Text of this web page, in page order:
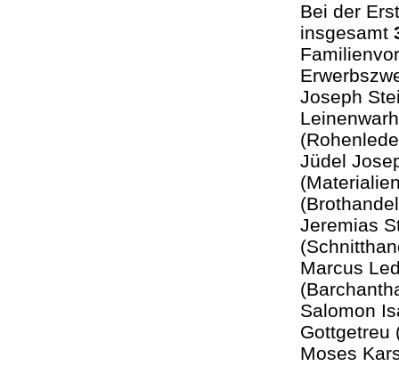
Bei der
insgesamt
Joseph
Jüdel
Jeremias
Marcus
Salomon
Gottgetreu
Moses